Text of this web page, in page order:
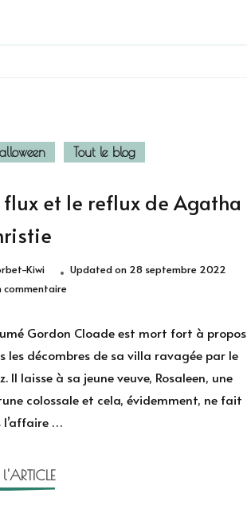
Tout le blog
flux et le reflux de Agatha
Kiwi Updated on 28 septembre 2022
commentairesur
flux
le
reflux
de
Gordon Cloade est mort fort à propos
les décombres de sa villa ravagée par le
Il laisse à sa jeune veuve, Rosaleen, une
colossale et cela, évidemment, ne fait
l’affaire …
l'ARTICLE